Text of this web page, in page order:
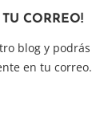
CORREO!
blog y podrás
en tu correo.